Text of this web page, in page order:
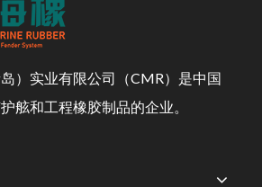
）实业有限公司（CMR）是中国
舷和工程橡胶制品的企业。